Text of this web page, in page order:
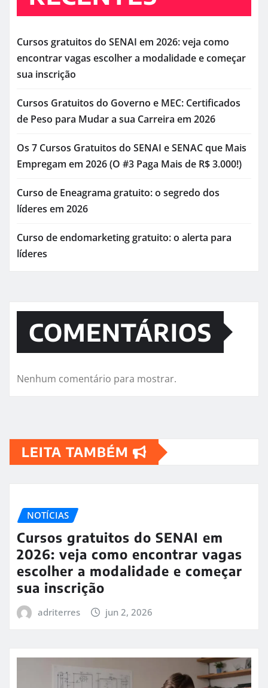
Cursos gratuitos do SENAI em 2026: veja como
encontrar vagas escolher a modalidade e começar
sua inscrição
Cursos Gratuitos do Governo e MEC: Certificados
de Peso para Mudar a sua Carreira em 2026
Os 7 Cursos Gratuitos do SENAI e SENAC que Mais
Empregam em 2026 (O #3 Paga Mais de R$ 3.000!)
Curso de Eneagrama gratuito: o segredo dos
líderes em 2026
Curso de endomarketing gratuito: o alerta para
líderes
COMENTÁRIOS
Nenhum comentário para mostrar.
LEITA TAMBÉM
NOTÍCIAS
Cursos gratuitos do SENAI em
2026: veja como encontrar vagas
escolher a modalidade e começar
sua inscrição
adriterres jun 2, 2026